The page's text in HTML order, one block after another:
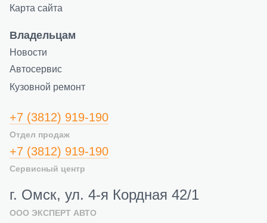
Карта сайта
Владельцам
Новости
Автосервис
Кузовной ремонт
+7 (3812) 919-190
Отдел продаж
+7 (3812) 919-190
Сервисный центр
г. Омск, ул. 4-я Кордная 42/1
ООО ЭКСПЕРТ АВТО